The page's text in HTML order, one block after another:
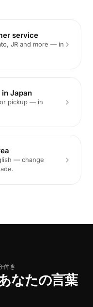
service
JR and more — in
Japan
pickup — in
— change
付き
なたの言葉